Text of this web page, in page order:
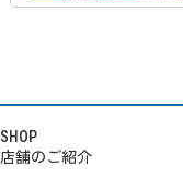
SHOP
店舗のご紹介